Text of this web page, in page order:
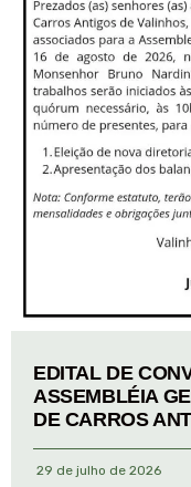
EDITAL DE
ASSEMBLÉIA
DE CARROS
29 de julho de 2026